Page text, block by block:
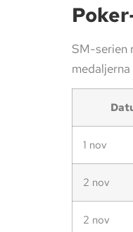
SM-serien
1 nov
2 nov
2 nov